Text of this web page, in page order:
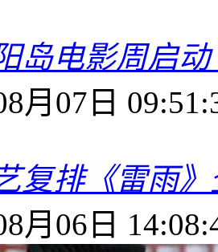
岛电影周启
月07日
复排《雷雨》
月06日